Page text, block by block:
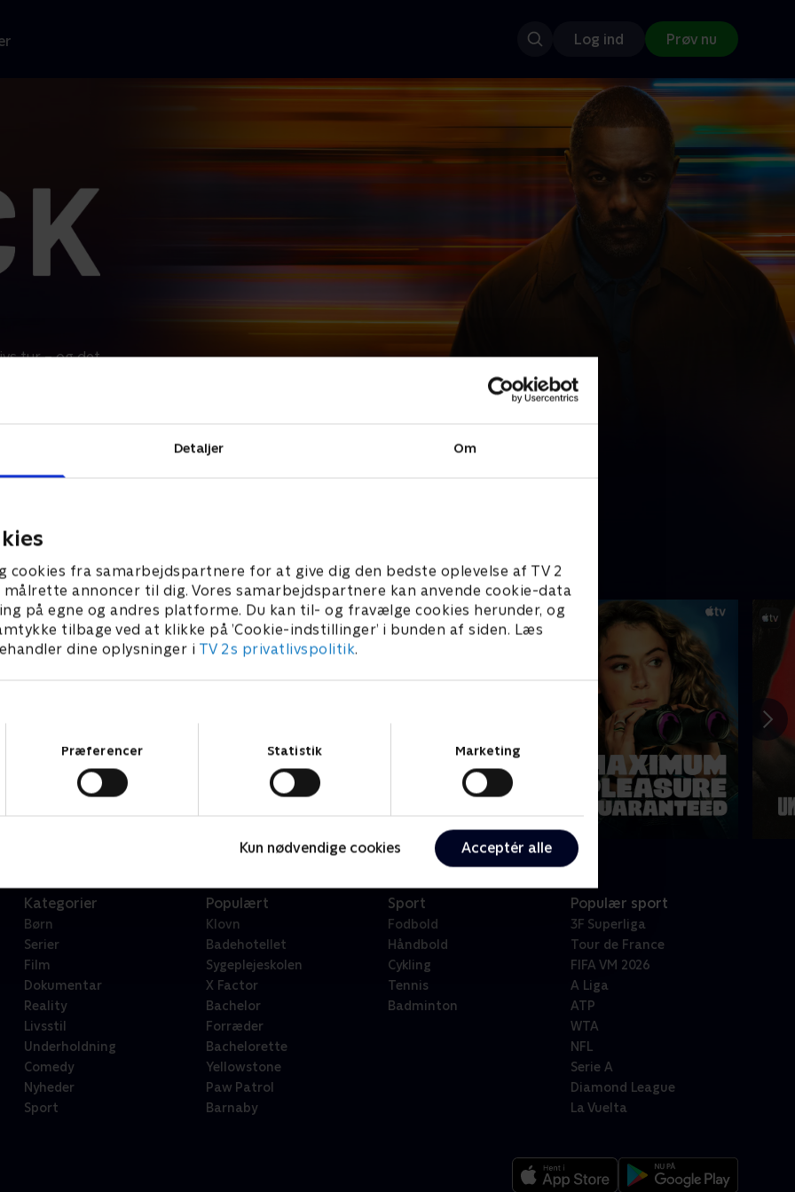
Detaljer Om
cookies fra samarbejdspartnere for at give dig den bedste oplevelse af TV 2
annoncer til dig. Vores samarbejdspartnere kan anvende cookie-data
på egne og andres platforme. Du kan til- og fravælge cookies herunder, og
tilbage ved at klikke på ’Cookie-indstillinger’ i bunden af siden. Læs
dine oplysninger i TV 2s privatlivspolitik.
Præferencer
Statistik Marketing
Kun nødvendige cookies Acceptér alle
Log ind Prøv nu
tur – og det
Kategorier
Børn
Serier
Film
Dokumentar
Reality
Livsstil
Underholdning
Comedy
Nyheder
Sport
Populært
Klovn
Badehotellet
Sygeplejeskolen
X Factor
Bachelor
Forræder
Bachelorette
Yellowstone
Paw Patrol
Barnaby
Sport
Fodbold
Håndbold
Cykling
Tennis
Badminton
Populær sport
3F Superliga
Tour de France
FIFA VM 2026
A Liga
ATP
WTA
NFL
Serie A
Diamond League
La Vuelta